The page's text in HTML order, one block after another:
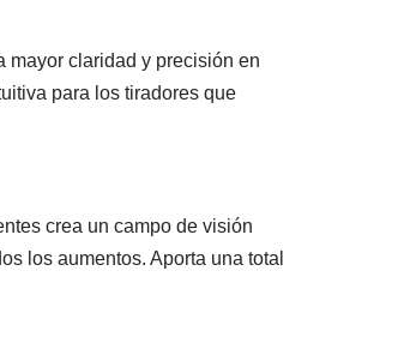
mayor claridad y precisión en
para los tiradores que
crea un campo de visión
los aumentos. Aporta una total